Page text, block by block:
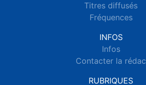
Titres diffusés
Fréquences
INFOS
Infos
Contacter la rédac
RUBRIQUES